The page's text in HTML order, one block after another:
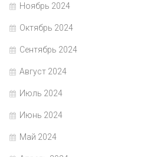
Ноябрь 2024
Октябрь 2024
Сентябрь 2024
Август 2024
Июль 2024
Июнь 2024
Май 2024